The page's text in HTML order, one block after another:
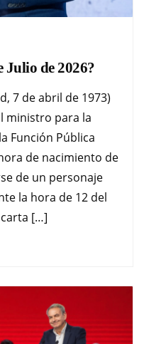
de 2026?
7 de abril de 1973)
ministro para la
Función Pública
de nacimiento de
de un personaje
la hora de 12 del
[…]